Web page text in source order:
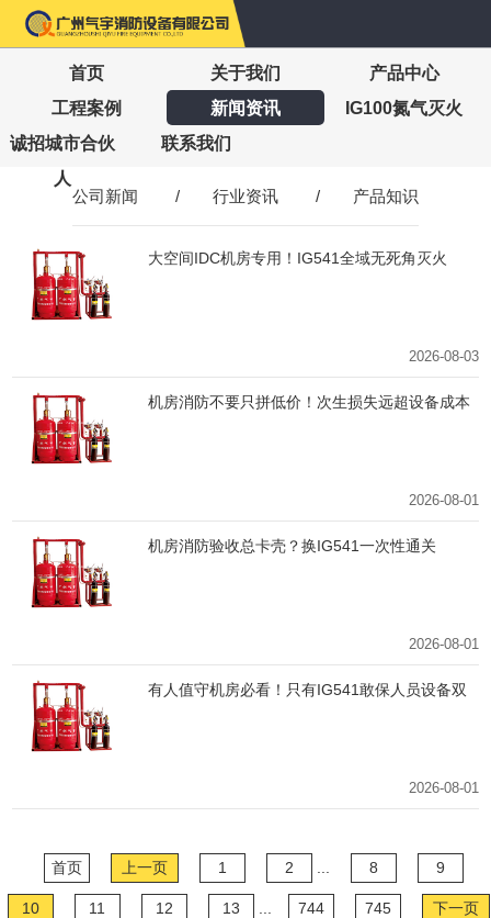
首页 关于我们
产品中心
工程案例
新闻资讯
IG100氮气灭火
诚招城市合伙
人
联系我们
公司新闻 / 行业资讯 / 产品知识
大空间IDC机房专用！IG541全域无死角灭火
2026-08-03
机房消防不要只拼低价！次生损失远超设备成本
2026-08-01
机房消防验收总卡壳？换IG541一次性通关
2026-08-01
有人值守机房必看！只有IG541敢保人员设备双
2026-08-01
首页 上一页 1 2 8 9
10 11 12 13 744 745 下一页